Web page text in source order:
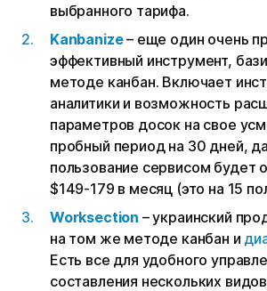
выбранного тарифа.
Kanbanize– еще один очень
эффективный инструмент,
методе канбан. Включает
аналитики и возможность
параметров досок на свое
пробный период на 30 дней,
пользование сервисом будет
$149-179 в месяц (это на 15
Worksection – украинский
на том же методе канбан и
Есть все для удобного
составления нескольких